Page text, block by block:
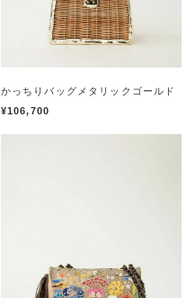
かっちりバッグメタリックゴールド
¥106,700